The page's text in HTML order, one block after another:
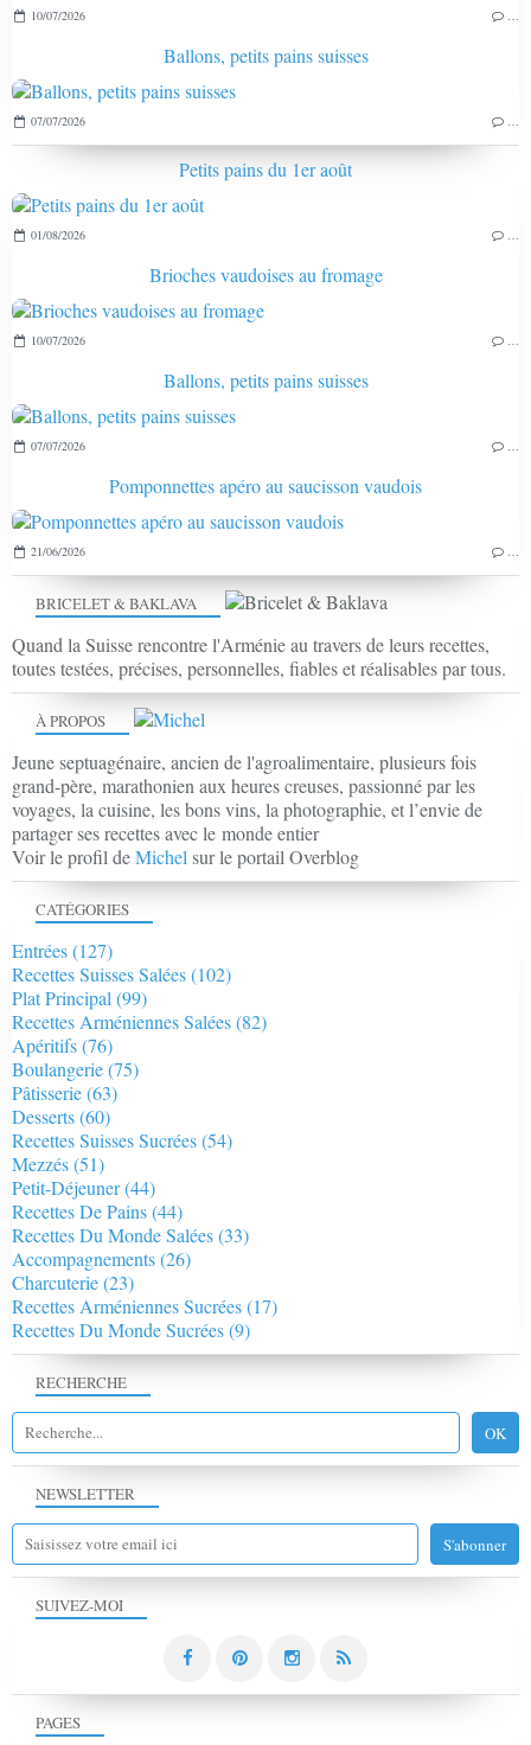
NEWSLETTER
SUIVEZ-MOI
RECHERCHE
BRICELET & BAKLAVA
Quand la Suisse rencontre l'Arménie au travers de leurs recettes,
toutes testées, précises, personnelles, fiables et réalisables par tous.
À PROPOS
Jeune septuagénaire, ancien de l'agroalimentaire, plusieurs fois
grand-père, marathonien aux heures creuses, passionné par les
voyages, la cuisine, les bons vins, la photographie, et l’envie de
partager ses recettes avec le monde entier
Voir le profil deMichel sur le portail Overblog
10/07/2026 …
Ballons, petits pains suisses
07/07/2026 …
Petits pains du 1er août
01/08/2026 …
Brioches vaudoises au fromage
10/07/2026 …
Ballons, petits pains suisses
07/07/2026 …
Pomponnettes apéro au saucisson vaudois
21/06/2026 …
PAGES
CATÉGORIES
Entrées(127)
Recettes Suisses Salées(102)
Plat Principal (99)
Recettes Arméniennes Salées(82)
Apéritifs(76)
Boulangerie(75)
Pâtisserie(63)
Desserts(60)
Recettes Suisses Sucrées(54)
Mezzés(51)
Petit-Déjeuner(44)
Recettes De Pains(44)
Recettes Du Monde Salées(33)
Accompagnements(26)
Charcuterie(23)
Recettes Arméniennes Sucrées(17)
Recettes Du Monde Sucrées(9)